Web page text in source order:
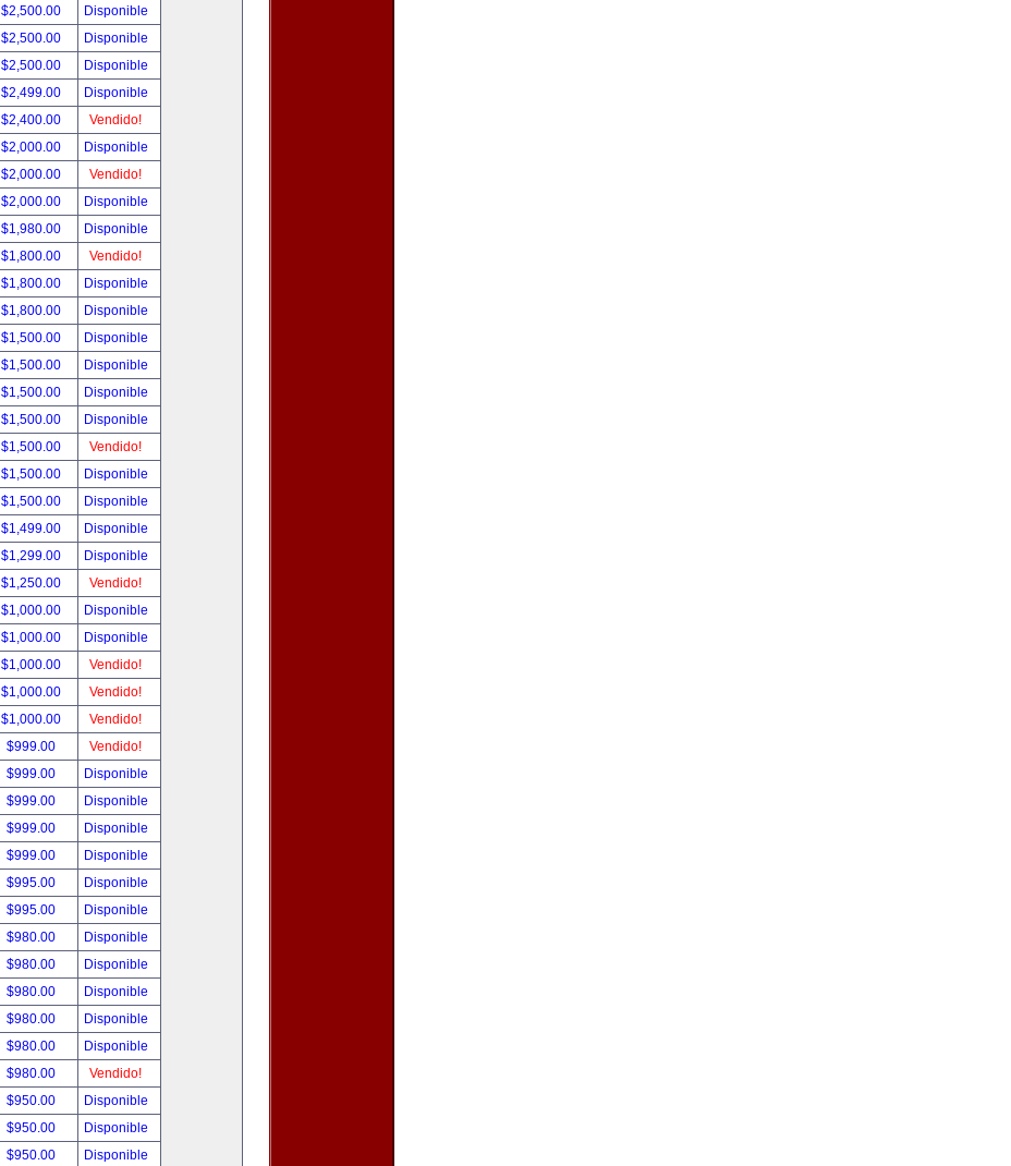
$2,500.00
Disponible
$2,500.00
Disponible
$2,500.00
Disponible
$2,499.00
Disponible
$2,400.00
Vendido!
$2,000.00
Disponible
$2,000.00
Vendido!
$2,000.00
Disponible
$1,980.00
Disponible
$1,800.00
Vendido!
$1,800.00
Disponible
$1,800.00
Disponible
$1,500.00
Disponible
$1,500.00
Disponible
$1,500.00
Disponible
$1,500.00
Disponible
$1,500.00
Vendido!
$1,500.00
Disponible
$1,500.00
Disponible
$1,499.00
Disponible
$1,299.00
Disponible
$1,250.00
Vendido!
$1,000.00
Disponible
$1,000.00
Disponible
$1,000.00
Vendido!
$1,000.00
Vendido!
$1,000.00
Vendido!
$999.00
Vendido!
$999.00
Disponible
$999.00
Disponible
$999.00
Disponible
$999.00
Disponible
$995.00
Disponible
$995.00
Disponible
$980.00
Disponible
$980.00
Disponible
$980.00
Disponible
$980.00
Disponible
$980.00
Disponible
$980.00
Vendido!
$950.00
Disponible
$950.00
Disponible
$950.00
Disponible